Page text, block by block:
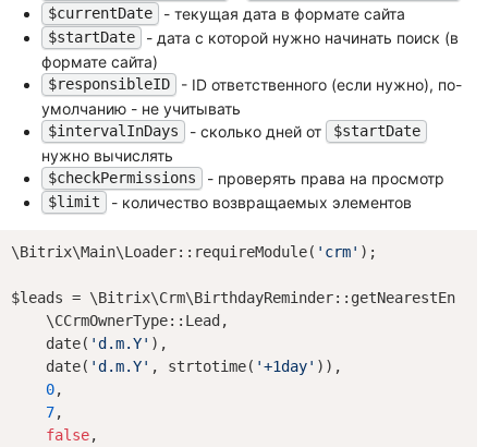
$currentDate
- текущая дата в формате сайта
$startDate
- дата с которой нужно начинать поиск (в
формате сайта)
$responsibleID
- ID ответственного (если нужно), по-
умолчанию - не учитывать
$intervalInDays - сколько дней от $startDate
нужно вычислять
$checkPermissions - проверять права на просмотр
$limit - количество возвращаемых элементов
\Bitrix\Main\Loader::requireModule( 'crm' );
$leads =
    \CCrmOwnerType::Lead,
    date(
'd.m.Y' ),
    date(
'd.m.Y' , strtotime( '+1day' )),
0,
7,
false,